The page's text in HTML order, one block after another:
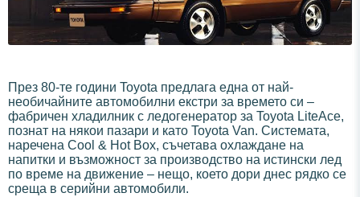
През 80-те години Toyota предлага една от най-
необичайните автомобилни екстри за времето си –
фабричен хладилник с ледогенератор за Toyota LiteAce,
познат на някои пазари и като Toyota Van. Системата,
наречена Cool & Hot Box, съчетава охлаждане на
напитки и възможност за производство на истински лед
по време на движение – нещо, което дори днес рядко се
среща в серийни автомобили.